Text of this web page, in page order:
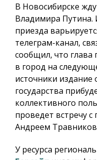
В Новосибирске
Владимира Путина.
приезда
телеграм-канал,
сообщил, что глава
в город на
источники издание
государства
коллективного
проведет встречу с
Андреем
У ресурса